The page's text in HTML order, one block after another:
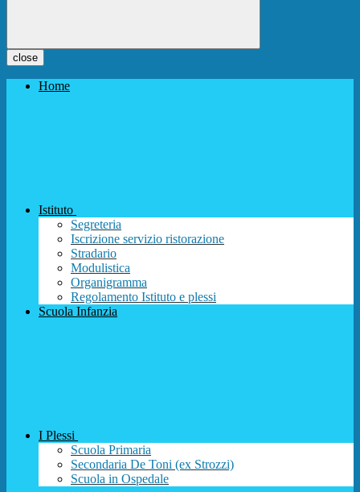
close
Home
Istituto
Segreteria
Iscrizione servizio ristorazione
Stradario
Modulistica
Organigramma
Regolamento Istituto e plessi
Scuola Infanzia
I Plessi
Scuola Primaria
Secondaria De Toni (ex Strozzi)
Scuola in Ospedale